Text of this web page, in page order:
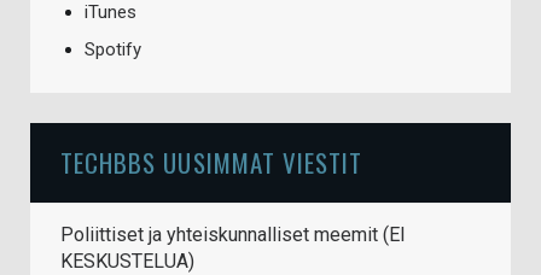
iTunes
Spotify
TECHBBS UUSIMMAT VIESTIT
Poliittiset ja yhteiskunnalliset meemit (EI
KESKUSTELUA)